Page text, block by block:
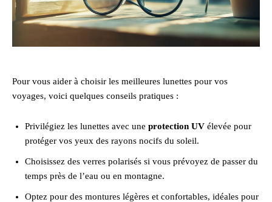
Pour vous aider à choisir les meilleures lunettes pour vos
voyages, voici quelques conseils pratiques :
Privilégiez les lunettes avec une protection UV élevée pour
protéger vos yeux des rayons nocifs du soleil.
Choisissez des verres polarisés si vous prévoyez de passer du
temps près de l’eau ou en montagne.
Optez pour des montures légères et confortables, idéales pour